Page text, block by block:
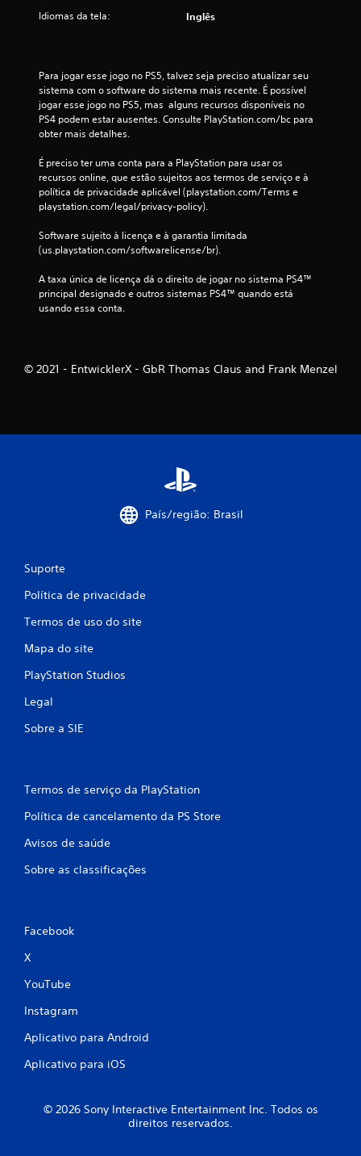
s
Idiomas da tela: Inglês
Para jogar esse jogo no PS5, talvez seja preciso atualizar seu
sistema com o software do sistema mais recente. É possível
jogar esse jogo no PS5, mas  alguns recursos disponíveis no
PS4 podem estar ausentes. Consulte PlayStation.com/bc para
obter mais detalhes.
É preciso ter uma conta para a PlayStation para usar os
recursos online, que estão sujeitos aos termos de serviço e à
política de privacidade aplicável (playstation.com/Terms e
playstation.com/legal/privacy-policy).
Software sujeito à licença e à garantia limitada
(us.playstation.com/softwarelicense/br).
A taxa única de licença dá o direito de jogar no sistema PS4™
principal designado e outros sistemas PS4™ quando está
usando essa conta.
© 2021 - EntwicklerX - GbR Thomas Claus and Frank Menzel
País/região: Brasil
Suporte
Política de privacidade
Termos de uso do site
Mapa do site
PlayStation Studios
Legal
Sobre a SIE
Termos de serviço da PlayStation
Política de cancelamento da PS Store
Avisos de saúde
Sobre as classificações
Facebook
X
YouTube
Instagram
Aplicativo para Android
Aplicativo para iOS
© 2026 Sony Interactive Entertainment Inc. Todos os
direitos reservados.